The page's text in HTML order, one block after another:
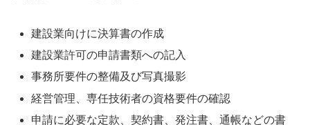
建設業向けに決算書の作成
建設業許可の申請書類への記入
事務所要件の整備及び写真撮影
経営管理、専任技術者の資格要件の確認
申請に必要な定款、契約書、発注書、通帳などの書